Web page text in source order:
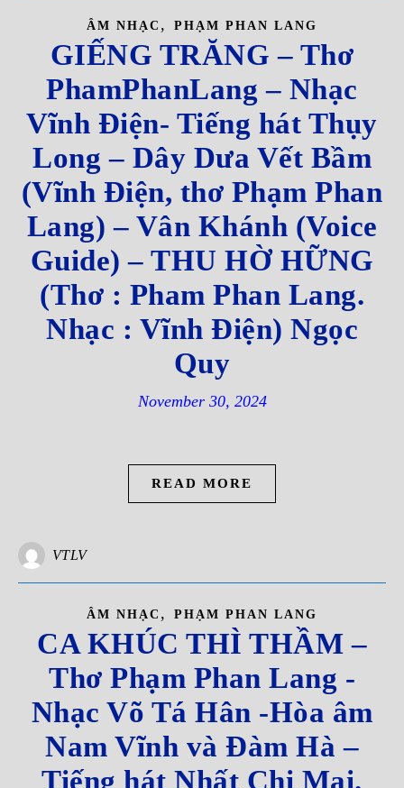
ÂM NHẠC , PHẠM PHAN LANG
GIẾNG TRĂNG – Thơ
PhamPhanLang – Nhạc
Vĩnh Điện- Tiếng hát Thụy
Long – Dây Dưa Vết Bầm
(Vĩnh Điện, thơ Phạm Phan
Lang) – Vân Khánh (Voice
Guide) – THU HỜ HỮNG
(Thơ : Pham Phan Lang.
Nhạc : Vĩnh Điện) Ngọc
Quy
November 30, 2024
READ MORE
VTLV
ÂM NHẠC , PHẠM PHAN LANG
CA KHÚC THÌ THẦM –
Thơ Phạm Phan Lang -
Nhạc Võ Tá Hân -Hòa âm
Nam Vĩnh và Đàm Hà –
Tiếng hát Nhất Chi Mai.